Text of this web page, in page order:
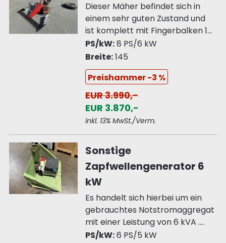
Dieser Mäher befindet sich in
einem sehr guten Zustand und
ist komplett mit Fingerbalken 1...
PS/kW:8 PS/6 kW
Breite:145
Preishammer -3 %
EUR 3.990,-
EUR 3.870,-
inkl. 13% MwSt./Verm.
Sonstige
Zapfwellengenerator 6
kW
Es handelt sich hierbei um ein
gebrauchtes Notstromaggregat
mit einer Leistung von 6 kVA ....
PS/kW:6 PS/5 kW